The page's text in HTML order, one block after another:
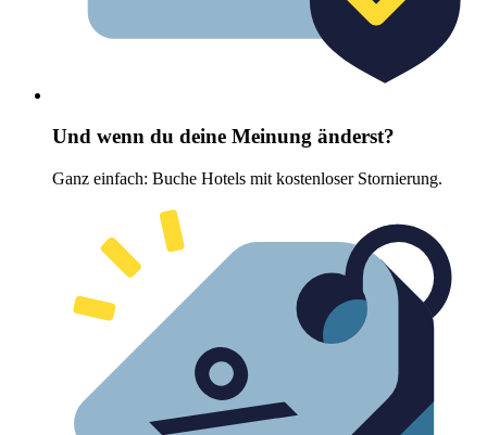
Und wenn du deine Meinung änderst?
Ganz einfach: Buche Hotels mit kostenloser Stornierung.